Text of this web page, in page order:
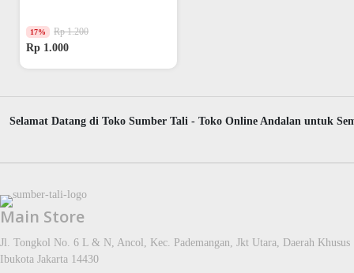
17% Rp 1.200
Rp 1.000
Datang di Toko Sumber Tali - Toko Online Andalan untuk
Main Store
Jl. Tongkol No. 6 L & N, Ancol, Kec. Pademangan, Jkt Utara, Daerah Khusus
Ibukota Jakarta 14430